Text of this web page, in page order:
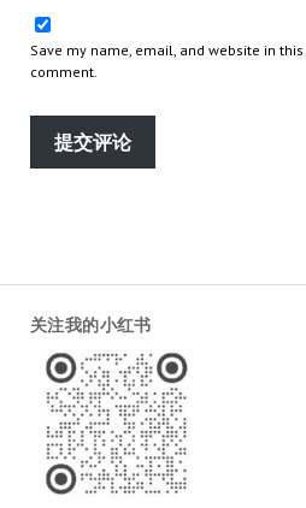
Save my name, email, and website in
comment.
关注我的小红书